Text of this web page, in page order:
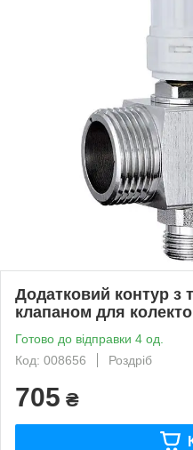
Додатковий контур з
клапаном для
Готово до відправки 4 од.
Код: 008656
Роздріб
705 ₴